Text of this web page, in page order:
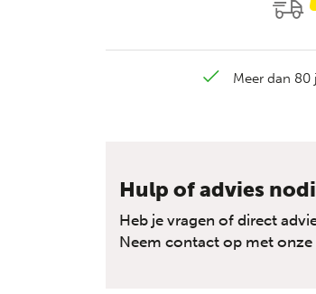
Meer dan 80
Hulp of advies
Heb je vragen of direct
Neem contact op met onze